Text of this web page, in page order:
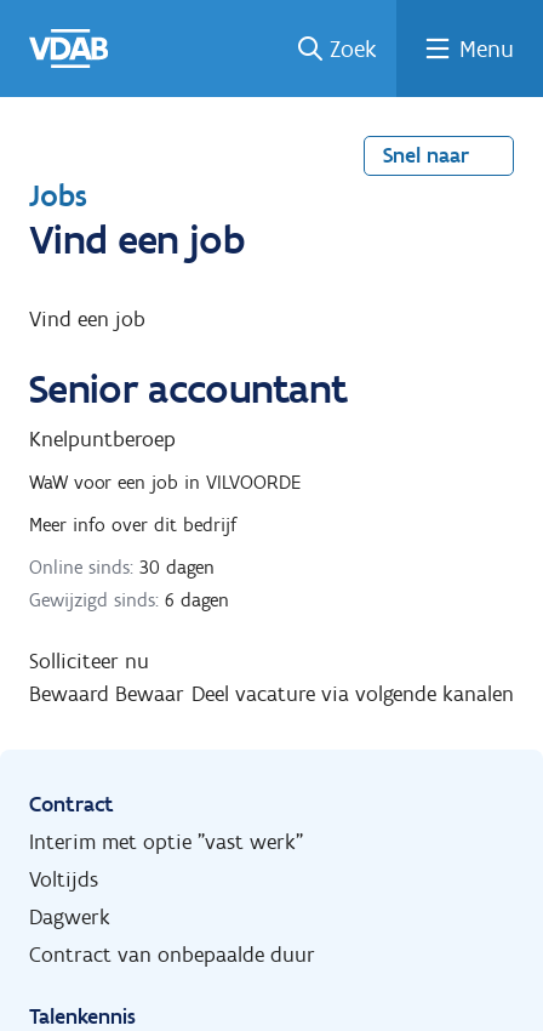
naar
een
een
job
naar
Zoek Menu
Snel naar
T
e
u
n
a
a
Jobs
Vind een job
Vind een job
Senior accountant
Knelpuntberoep
WaW voor een job in VILVOORDE
Meer info over dit bedrijf
Online sinds: 30 dagen
Gewijzigd sinds: 6 dagen
Solliciteer nu
Bewaard Bewaar Deel vacature via volgende kanalen
Contract
Interim met optie "vast werk"
Voltijds
Dagwerk
Contract van onbepaalde duur
Talenkennis